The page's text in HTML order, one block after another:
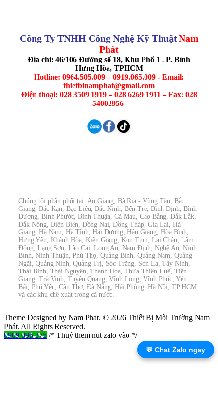
Công Ty TNHH Công Nghệ Kỹ ThuậtNam
Phát
Địa chỉ: 46/106 Đường số 18, Khu Phố 1 , P. Bình
Hưng Hòa, TPHCM
Hotline: 0964.505.009 – 0919.065.009 - Email:
thietbinamphat@gmail.com
Điện thoại: 028 3509 1919 – 028 6269 1911 – Fax: 028
54002956
Chúng tôi phân phối tại: An Giang, Bà Rịa - Vũng Tàu, Bắc
Giang, Bắc Kạn, Bạc Liêu, Bắc Ninh, Bến Tre, Bình Định, Bình
Dương, Bình Phước, Bình Thuận, Cà Mau, Cao Bằng, Đắk Lắk,
Đắk Nông, Điện Biên, Đồng Nai, Đồng Tháp, Gia Lai, Hà
Giang, Hà Nam, Hà Tĩnh, Hải Dương, Hậu Giang, Hòa Bình,
Hưng Yên, Khánh Hòa, Kiên Giang, Kon Tum, Lai Châu, Lâm
Đồng, Lạng Sơn, Lào Cai, Long An, Nam Định, Nghệ An, Ninh
Bình, Ninh Thuận, Phú Thọ, Quảng Bình, Quảng Nam, Quảng
Ngãi, Quảng Ninh, Quảng Trị, Sóc Trăng, Sơn La, Tây Ninh,
Thái Bình, Thái Nguyên, Thanh Hóa, Thừa Thiên Huế, Tiền
Giang, Trà Vinh, Tuyên Quang, Vĩnh Long, Vĩnh Phúc, Yên
Bái, Phú Yên, Cần Thơ, Đà Nẵng, Hải Phòng, Hà Nội, TP HCM
và các khu chế xuất trong cả nước.
Theme Designed by Nam Phat. © 2026 Thiết Bị Môi Trường Nam
Phát. All Rights Reserved.
0909 096 375 /* Thuỷ them nut zalo vào */
💬 Chat Zalo ngay